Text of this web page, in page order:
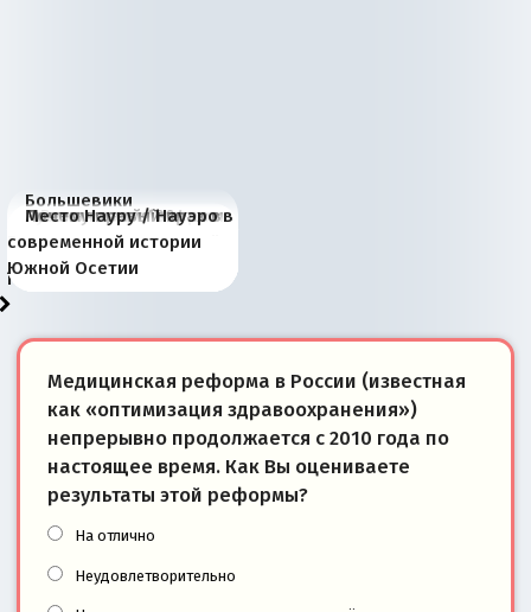
Большевики
отличаются от «Яблока»
тем, что они -
победители
Киевская марионетка
Запада рассказала о
«переобувании» хозяев
В России назрели
перемены: 15 шагов к
суверенной экономике
Миграционный пожар
Европы
Россия начинает
сбрасывать балласт
Анкориджа
Россия зимой 1904
года: первые уступки во
внутренней политике
Русская нация вчера и
сегодня
Почему правый крах в
Варшаве не поможет её
отношениям с Россией?
Место Науру / Науэро в
современной истории
Южной Осетии
Медицинская реформа в России (известная
как «оптимизация здравоохранения»)
непрерывно продолжается с 2010 года по
настоящее время. Как Вы оцениваете
результаты этой реформы?
На отлично
Неудовлетворительно